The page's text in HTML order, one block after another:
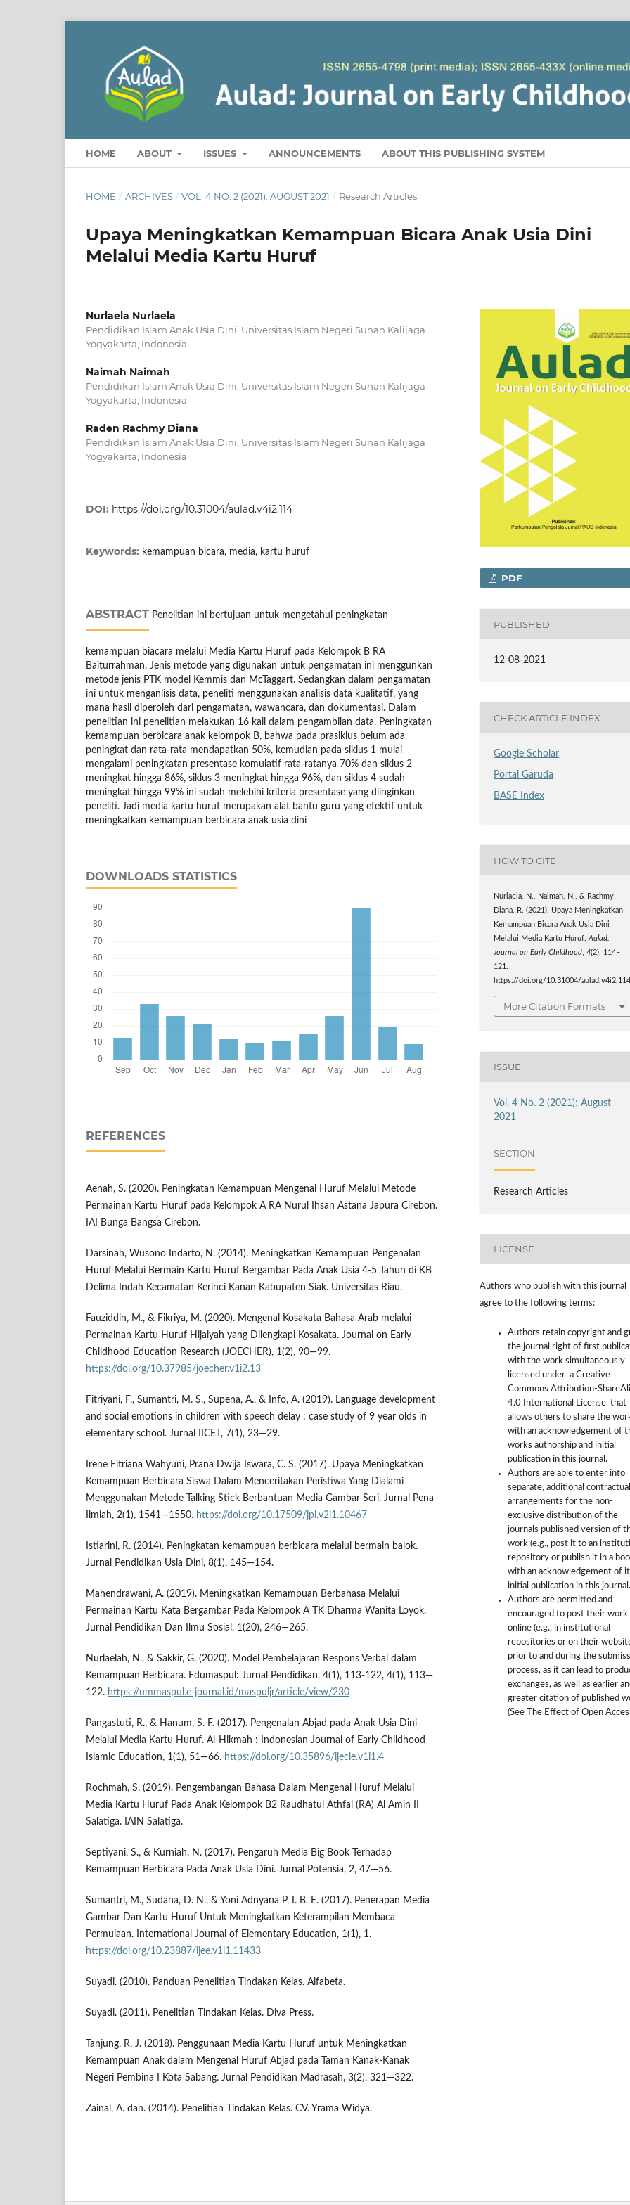
HOME ABOUT ISSUES ANNOUNCEMENTS ABOUT THIS PUBLISHING SYSTEM
HOME / ARCHIVES / VOL. 4 NO. 2 (2021): AUGUST 2021 / Research Articles
Upaya Meningkatkan Kemampuan Bicara Anak Usia Dini
Melalui Media Kartu Huruf
Nurlaela Nurlaela
Pendidikan Islam Anak Usia Dini, Universitas Islam Negeri Sunan Kalijaga
Yogyakarta, Indonesia
Naimah Naimah
Pendidikan Islam Anak Usia Dini, Universitas Islam Negeri Sunan Kalijaga
Yogyakarta, Indonesia
Raden Rachmy Diana
Pendidikan Islam Anak Usia Dini, Universitas Islam Negeri Sunan Kalijaga
Yogyakarta, Indonesia
DOI: https://doi.org/10.31004/aulad.v4i2.114
Keywords: kemampuan bicara, media, kartu huruf
ABSTRACT Penelitian ini bertujuan untuk mengetahui peningkatan
kemampuan biacara melalui Media Kartu Huruf pada Kelompok B RA
Baiturrahman. Jenis metode yang digunakan untuk pengamatan ini menggunkan
metode jenis PTK model Kemmis dan McTaggart. Sedangkan dalam pengamatan
ini untuk menganlisis data, peneliti menggunakan analisis data kualitatif, yang
mana hasil diperoleh dari pengamatan, wawancara, dan dokumentasi. Dalam
penelitian ini penelitian melakukan 16 kali dalam pengambilan data. Peningkatan
kemampuan berbicara anak kelompok B, bahwa pada prasiklus belum ada
peningkat dan rata-rata mendapatkan 50%, kemudian pada siklus 1 mulai
mengalami peningkatan presentase komulatif rata-ratanya 70% dan siklus 2
meningkat hingga 86%, siklus 3 meningkat hingga 96%, dan siklus 4 sudah
meningkat hingga 99% ini sudah melebihi kriteria presentase yang diinginkan
peneliti. Jadi media kartu huruf merupakan alat bantu guru yang efektif untuk
meningkatkan kemampuan berbicara anak usia dini
DOWNLOADS STATISTICS
REFERENCES
Aenah, S. (2020). Peningkatan Kemampuan Mengenal Huruf Melalui Metode
Permainan Kartu Huruf pada Kelompok A RA Nurul Ihsan Astana Japura Cirebon.
IAI Bunga Bangsa Cirebon.
Darsinah, Wusono Indarto, N. (2014). Meningkatkan Kemampuan Pengenalan
Huruf Melalui Bermain Kartu Huruf Bergambar Pada Anak Usia 4-5 Tahun di KB
Delima Indah Kecamatan Kerinci Kanan Kabupaten Siak. Universitas Riau.
Fauziddin, M., & Fikriya, M. (2020). Mengenal Kosakata Bahasa Arab melalui
Permainan Kartu Huruf Hijaiyah yang Dilengkapi Kosakata. Journal on Early
Childhood Education Research (JOECHER), 1(2), 90—99.
https://doi.org/10.37985/joecher.v1i2.13
Fitriyani, F., Sumantri, M. S., Supena, A., & Info, A. (2019). Language development
and social emotions in children with speech delay : case study of 9 year olds in
elementary school. Jurnal IICET, 7(1), 23—29.
Irene Fitriana Wahyuni, Prana Dwija Iswara, C. S. (2017). Upaya Meningkatkan
Kemampuan Berbicara Siswa Dalam Menceritakan Peristiwa Yang Dialami
Menggunakan Metode Talking Stick Berbantuan Media Gambar Seri. Jurnal Pena
Ilmiah, 2(1), 1541—1550. https://doi.org/10.17509/jpi.v2i1.10467
Istiarini, R. (2014). Peningkatan kemampuan berbicara melalui bermain balok.
Jurnal Pendidikan Usia Dini, 8(1), 145—154.
Mahendrawani, A. (2019). Meningkatkan Kemampuan Berbahasa Melalui
Permainan Kartu Kata Bergambar Pada Kelompok A TK Dharma Wanita Loyok.
Jurnal Pendidikan Dan Ilmu Sosial, 1(20), 246—265.
Nurlaelah, N., & Sakkir, G. (2020). Model Pembelajaran Respons Verbal dalam
Kemampuan Berbicara. Edumaspul: Jurnal Pendidikan, 4(1), 113-122, 4(1), 113—
122. https://ummaspul.e-journal.id/maspuljr/article/view/230
Pangastuti, R., & Hanum, S. F. (2017). Pengenalan Abjad pada Anak Usia Dini
Melalui Media Kartu Huruf. Al-Hikmah : Indonesian Journal of Early Childhood
Islamic Education, 1(1), 51—66. https://doi.org/10.35896/ijecie.v1i1.4
Rochmah, S. (2019). Pengembangan Bahasa Dalam Mengenal Huruf Melalui
Media Kartu Huruf Pada Anak Kelompok B2 Raudhatul Athfal (RA) Al Amin II
Salatiga. IAIN Salatiga.
Septiyani, S., & Kurniah, N. (2017). Pengaruh Media Big Book Terhadap
Kemampuan Berbicara Pada Anak Usia Dini. Jurnal Potensia, 2, 47—56.
Sumantri, M., Sudana, D. N., & Yoni Adnyana P, I. B. E. (2017). Penerapan Media
Gambar Dan Kartu Huruf Untuk Meningkatkan Keterampilan Membaca
Permulaan. International Journal of Elementary Education, 1(1), 1.
https://doi.org/10.23887/ijee.v1i1.11433
Suyadi. (2010). Panduan Penelitian Tindakan Kelas. Alfabeta.
Suyadi. (2011). Penelitian Tindakan Kelas. Diva Press.
Tanjung, R. J. (2018). Penggunaan Media Kartu Huruf untuk Meningkatkan
Kemampuan Anak dalam Mengenal Huruf Abjad pada Taman Kanak-Kanak
Negeri Pembina I Kota Sabang. Jurnal Pendidikan Madrasah, 3(2), 321—322.
Zainal, A. dan. (2014). Penelitian Tindakan Kelas. CV. Yrama Widya.
PDF
PUBLISHED
12-08-2021
CHECK ARTICLE INDEX
Google Scholar
Portal Garuda
BASE Index
HOW TO CITE
Nurlaela, N., Naimah, N., & Rachmy
Diana, R. (2021). Upaya Meningkatkan
Kemampuan Bicara Anak Usia Dini
Melalui Media Kartu Huruf.Aulad:
Journal on Early Childhood,4(2), 114–
121.
https://doi.org/10.31004/aulad.v4i2.114
More Citation Formats
ISSUE
Vol. 4 No. 2 (2021): August
2021
SECTION
Research Articles
LICENSE
Authors who publish with this journal
agree to the following terms:
Authors retain copyright and
the journal right of first
with the work simultaneously
licensed under a Creative
Commons Attribution-
4.0 International License that
allows others to share the
with an acknowledgement of
works authorship and initial
publication in this journal.
Authors are able to enter into
separate, additional contractual
arrangements for the non-
exclusive distribution of the
journals published version of
work (e.g., post it to an
repository or publish it in a
with an acknowledgement of
initial publication in this journal.
Authors are permitted and
encouraged to post their work
online (e.g., in institutional
repositories or on their
prior to and during the
process, as it can lead to
exchanges, as well as earlier
greater citation of published
(See The Effect of Open